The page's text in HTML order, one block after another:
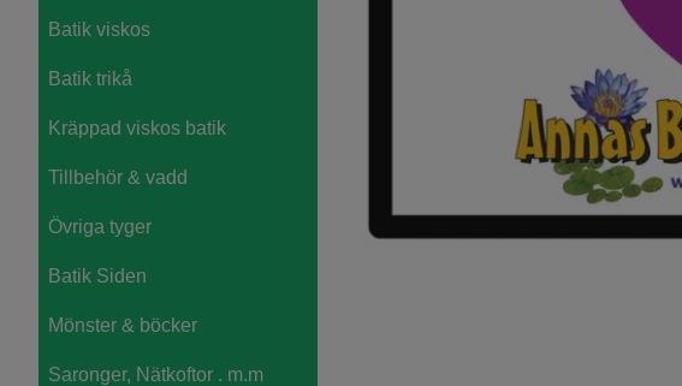
Batik viskos
Batik trikå
Kräppad viskos batik
Tillbehör & vadd
Övriga tyger
Batik Siden
Mönster & böcker
Saronger, Nätkoftor . m.m